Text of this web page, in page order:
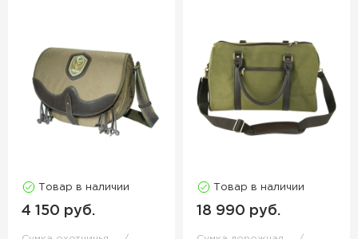
Товар в наличии
4 150 руб.
Товар в наличии
18 990 руб.